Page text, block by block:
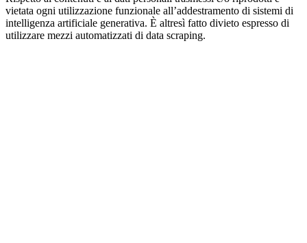
vietata ogni utilizzazione funzionale all’addestramento di sistemi di
intelligenza artificiale generativa. È altresì fatto divieto espresso di
utilizzare mezzi automatizzati di data scraping.